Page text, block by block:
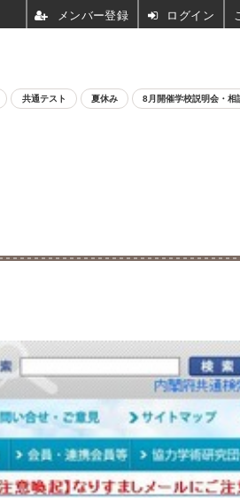
共通テスト 夏休み 8月開催学校説明会・相
ログイン